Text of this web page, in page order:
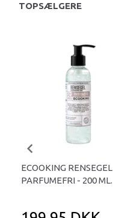
TOPSÆLGERE
ECOOKING RENSEGEL
PARFUMEFRI - 200 ML.